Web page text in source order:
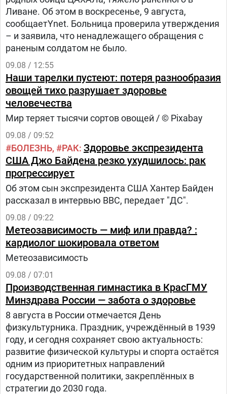
Ливане. Об этом в воскресенье, 9 августа,
сообщаетYnet. Больница проверила утверждения
– и заявила, что ненадлежащего обращения с
раненым солдатом не было.
09.08 / 12:55
Наши тарелки пустеют: потеря разнообразия
овощей тихо разрушает здоровье
человечества
Мир теряет тысячи сортов овощей / © Pixabay
09.08 / 09:52
БОЛЕЗНЬ РАК Здоровье экспрезидента
США Джо Байдена резко ухудшилось: рак
прогрессирует
Об этом сын экспрезидента США Хантер Байден
рассказал в интервью BBC, передает "ДС".
09.08 / 09:22
Метеозависимость — миф или правда? :
кардиолог шокировала ответом
Метеозависимость
09.08 / 07:01
Производственная гимнастика в КрасГМУ
Минздрава России — забота о здоровье
8 августа в России отмечается День
физкультурника. Праздник, учреждённый в 1939
году, и сегодня сохраняет свою актуальность:
развитие физической культуры и спорта остаётся
одним из приоритетных направлений
государственной политики, закреплённых в
стратегии до 2030 года.